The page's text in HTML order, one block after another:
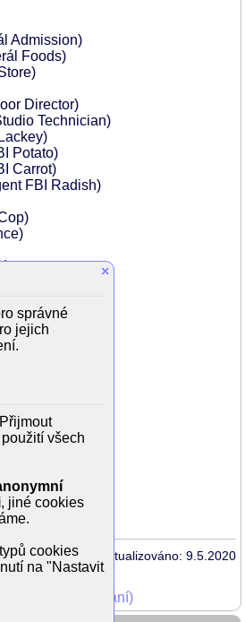
Admission)
Foods)
Director)
Technician)
Potato)
Carrot)
FBI Radish)
Dad)
Spy)
Aktualizováno: 9.5.2020
starší vysílání)
×
správné
jejich
všech
, jiné cookies
cookies
na "Nastavit